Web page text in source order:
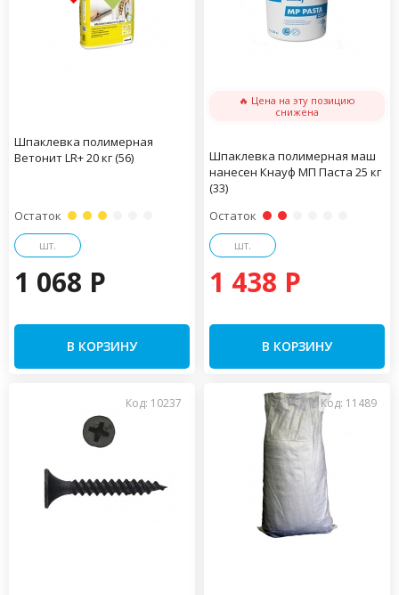
Шпаклевка полимерная
Ветонит LR+ 20 кг (56)
Остаток
шт.
1 068 P
В КОРЗИНУ
🔥 Цена на эту позицию
снижена
Шпаклевка полимерная маш
нанесен Кнауф МП Паста 25 кг
(33)
Остаток
шт.
1 438 P
В КОРЗИНУ
Код: 10237 Код: 11489